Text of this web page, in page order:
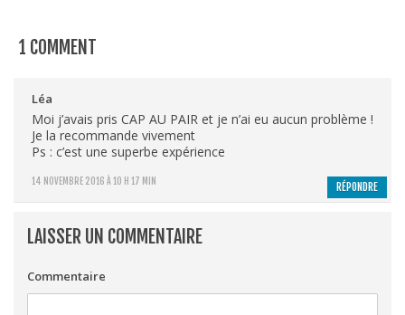
1 COMMENT
Léa
14 NOVEMBRE 2016 À 10 H 17 MIN
Moi j’avais pris CAP AU PAIR et je n’ai eu aucun problème !
Je la recommande vivement
Ps : c’est une superbe expérience
RÉPONDRE
LAISSER UN COMMENTAIRE
Commentaire